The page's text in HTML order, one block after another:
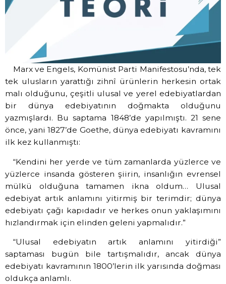
Marx ve Engels, Komünist Parti Manifestosu’nda, tek
tek ulusların yarattığı zihnî ürünlerin herkesin ortak
malı olduğunu, çeşitli ulusal ve yerel edebiyatlardan
bir dünya edebiyatının doğmakta olduğunu
yazmışlardı. Bu saptama 1848’de yapılmıştı. 21 sene
önce, yani 1827’de Goethe, dünya edebiyatı kavramını
ilk kez kullanmıştı:
“Kendini her yerde ve tüm zamanlarda yüzlerce ve
yüzlerce insanda gösteren şiirin, insanlığın evrensel
mülkü olduğuna tamamen ikna oldum… Ulusal
edebiyat artık anlamını yitirmiş bir terimdir; dünya
edebiyatı çağı kapıdadır ve herkes onun yaklaşımını
hızlandırmak için elinden geleni yapmalıdır.”
“Ulusal edebiyatın artık anlamını yitirdiği”
saptaması bugün bile tartışmalıdır, ancak dünya
edebiyatı kavramının 1800’lerin ilk yarısında doğması
oldukça anlamlı.